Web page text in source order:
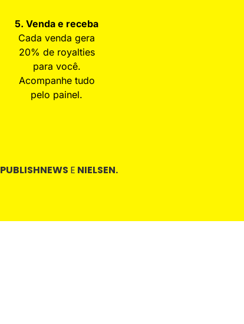
5. Venda e receba
Cada venda gera
20% de royalties
para você.
Acompanhe tudo
pelo painel.
PUBLISHNEWS E NIELSEN.